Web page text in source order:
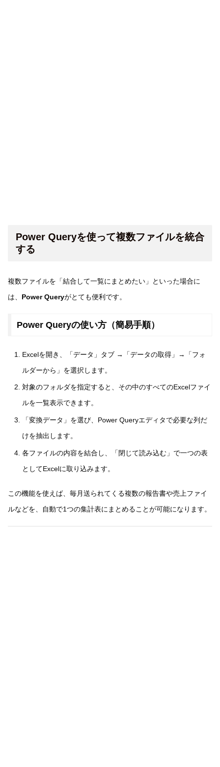
Power Queryを使って複数ファイルを統合
する
複数ファイルを「結合して一覧にまとめたい」といった場合に
は、 Power Queryがとても便利です。
Power Queryの使い方（簡易手順）
Excelを開き、「データ」タブ →「データの取得」→「フォ
ルダーから」を選択します。
対象のフォルダを指定すると、その中のすべてのExcelファイ
ルを一覧表示できます。
「変換データ」を選び、Power Queryエディタで必要な列だ
けを抽出します。
各ファイルの内容を結合し、「閉じて読み込む」で一つの表
としてExcelに取り込みます。
この機能を使えば、毎月送られてくる複数の報告書や売上ファイ
ルなどを、自動で1つの集計表にまとめることが可能になります。